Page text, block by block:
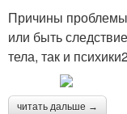
Причины
или быть
тела, так и
читать дальше →